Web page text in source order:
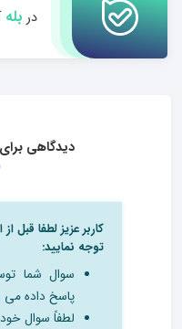
در بله
دیدگاهی
کاربر عزیز لطفا قبل
توجه نمایید:
سوال شما
پاسخ داده
لطفاً سوال